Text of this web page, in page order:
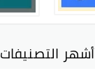
أشهر التصنيفات